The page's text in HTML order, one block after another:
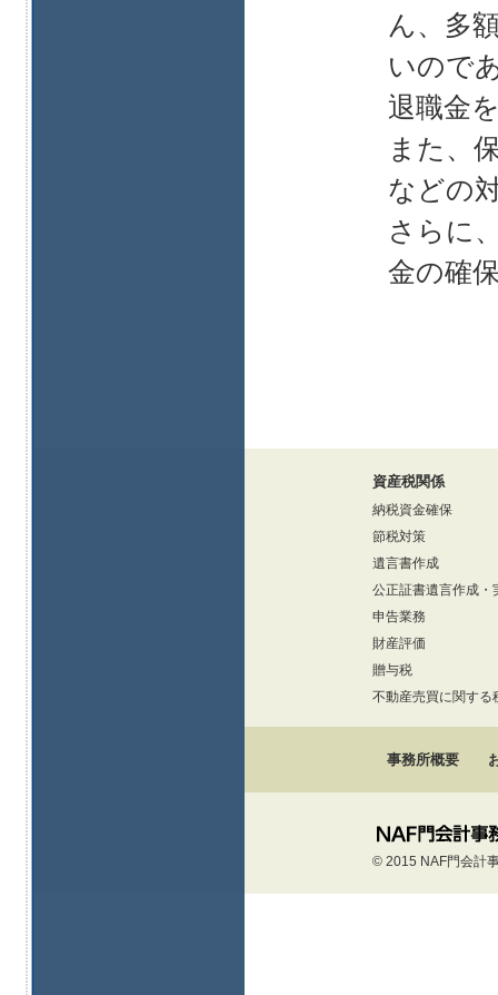
ん、多
いので
退職金
また、
などの
さらに
金の確
資産税関係
納税資金確保
節税対策
遺言書作成
公正証書遺言作成・
申告業務
財産評価
贈与税
不動産売買に関する
事務所概要
© 2015 NAF門会計